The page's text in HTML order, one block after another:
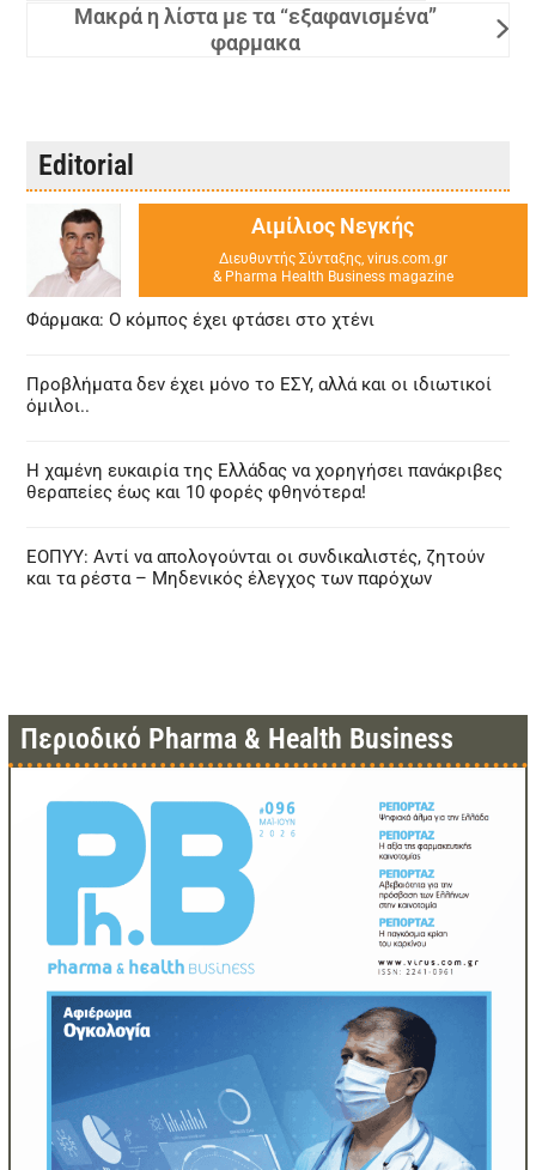
Μακρά η λίστα με τα “εξαφανισμένα”
φαρμακα
Editorial
Αιμίλιος Νεγκής
Διευθυντής Σύνταξης, virus.com.gr
& Pharma Health Business magazine
Φάρμακα: Ο κόμπος έχει φτάσει στο χτένι
Προβλήματα δεν έχει μόνο το ΕΣΥ, αλλά και οι ιδιωτικοί
όμιλοι..
Η χαμένη ευκαιρία της Ελλάδας να χορηγήσει πανάκριβες
θεραπείες έως και 10 φορές φθηνότερα!
ΕΟΠΥΥ: Αντί να απολογούνται οι συνδικαλιστές, ζητούν
και τα ρέστα – Μηδενικός έλεγχος των παρόχων
Περιοδικό Pharma & Health Business